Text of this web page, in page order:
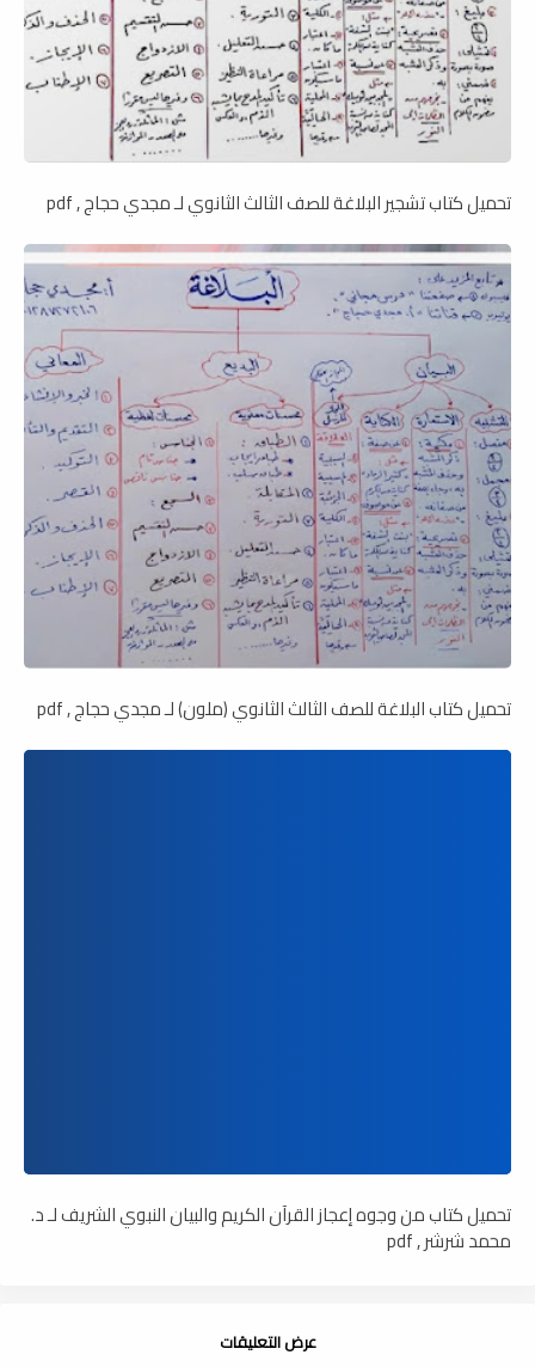
تحميل كتاب تشجير البلاغة للصف الثالث الثانوي لـ مجدي حجاج , pdf
تحميل كتاب البلاغة للصف الثالث الثانوي (ملون) لـ مجدي حجاج , pdf
تحميل كتاب من وجوه إعجاز القرآن الكريم والبيان النبوي الشريف لـ د.
محمد شرشر , pdf
عرض التعليقات